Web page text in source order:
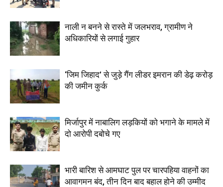
नाली न बनने से रास्ते में जलभराव, ग्रामीण ने
अधिकारियों से लगाई गुहार
‘जिम जिहाद’ से जुड़े गैंग लीडर इमरान की डेढ़ करोड़
की जमीन कुर्क
मिर्जापुर में नाबालिग लड़कियों को भगाने के मामले में
दो आरोपी दबोचे गए
भारी बारिश से आमघाट पुल पर चारपहिया वाहनों का
आवागमन बंद, तीन दिन बाद बहाल होने की उम्मीद